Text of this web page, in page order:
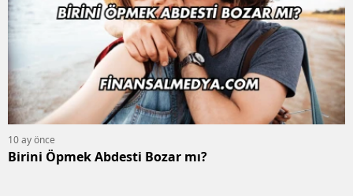
10 ay önce
Birini Öpmek Abdesti Bozar mı?